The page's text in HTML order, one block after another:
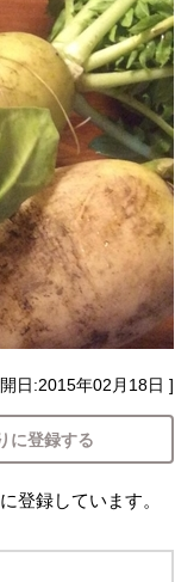
日:2015年02月18日 ]
に登録する
登録しています。